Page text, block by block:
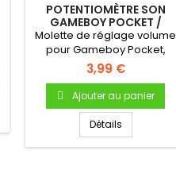
POTENTIOMÈTRE SON
GAMEBOY POCKET /
COLOR / ADVANCE -
MOLETTE RÉGLAGE
VOLUME
Molette de réglage volume
pour Gameboy Pocket,
Color ou Advance
3,99 €
Ajouter au panier
Détails